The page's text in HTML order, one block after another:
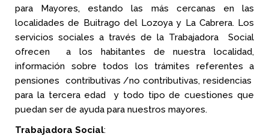
para Mayores, estando las más cercanas en las
localidades de Buitrago del Lozoya y La Cabrera. Los
servicios sociales a través de la Trabajadora Social
ofrecen a los habitantes de nuestra localidad,
información sobre todos los trámites referentes a
pensiones contributivas /no contributivas, residencias
para la tercera edad y todo tipo de cuestiones que
puedan ser de ayuda para nuestros mayores.
Trabajadora Social: